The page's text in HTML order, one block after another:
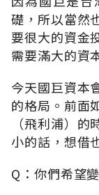
礎，所以當然
要很大的資金
需要滿大的資
今天國巨資本
的格局。前面
（飛利浦）
小的話，想借
Q：你們希望